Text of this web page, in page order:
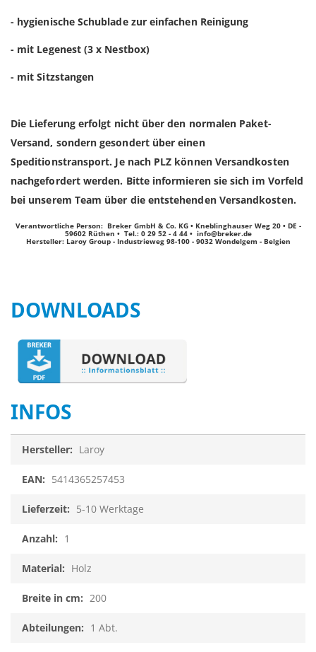
- hygienische Schublade zur einfachen Reinigung
- mit Legenest (3 x Nestbox)
- mit Sitzstangen
Die Lieferung erfolgt nicht über den normalen Paket-
Versand, sondern gesondert über einen
Speditionstransport. Je nach PLZ können Versandkosten
nachgefordert werden. Bitte informieren sie sich im Vorfeld
bei unserem Team über die entstehenden Versandkosten.
Verantwortliche Person: Breker GmbH & Co. KG • Kneblinghauser Weg 20 • DE -
59602 Rüthen • Tel.: 0 29 52 - 4 44 • info@breker.de
Hersteller: Laroy Group - Industrieweg 98-100 - 9032 Wondelgem - Belgien
DOWNLOADS
INFOS
Laroy
5414365257453
5-10 Werktage
1
Holz
200
1 Abt.